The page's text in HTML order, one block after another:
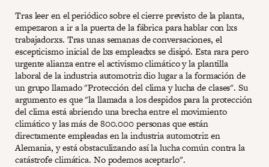
Tras leer en el periódico sobre el cierre previsto de la planta,
empezaron a ir a la puerta de la fábrica para hablar con lxs
trabajadorxs. Tras unas semanas de conversaciones, el
escepticismo inicial de lxs empleadxs se disipó. Esta rara pero
urgente alianza entre el activismo climático y la plantilla
laboral de la industria automotriz dio lugar a la formación de
un grupo llamado "Protección del clima y lucha de clases". Su
argumento es que "la llamada a los despidos para la protección
del clima está abriendo una brecha entre el movimiento
climático y las más de 800.000 personas que están
directamente empleadas en la industria automotriz en
Alemania, y está obstaculizando así la lucha común contra la
catástrofe climática. No podemos aceptarlo".